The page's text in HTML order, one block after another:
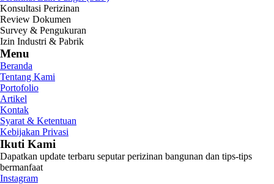
Konsultasi Perizinan
Review Dokumen
Survey & Pengukuran
Izin Industri & Pabrik
Menu
Beranda
Tentang Kami
Portofolio
Artikel
Kontak
Syarat & Ketentuan
Kebijakan Privasi
Ikuti Kami
Dapatkan update terbaru seputar perizinan bangunan dan tips-tips
bermanfaat
Instagram